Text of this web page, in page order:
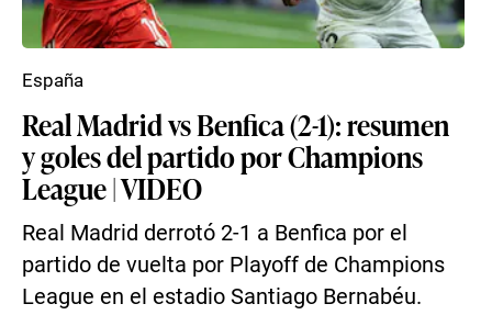
Real Madrid vs Benfica (2-1): resumen
y goles del partido por Champions
League | VIDEO
Real Madrid derrotó 2-1 a Benfica por el
partido de vuelta por Playoff de Champions
League en el estadio Santiago Bernabéu.
España